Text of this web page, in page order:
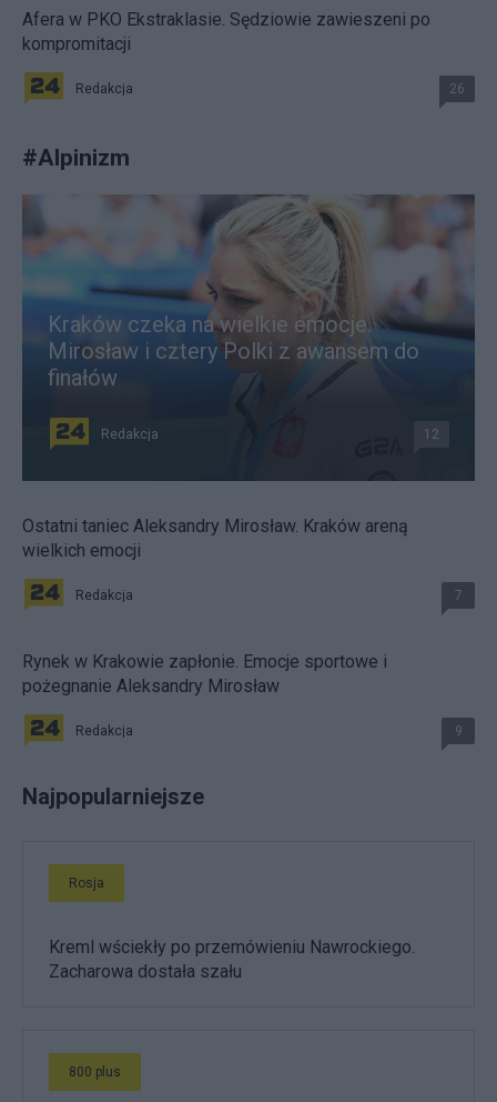
Afera w PKO Ekstraklasie. Sędziowie zawieszeni po
kompromitacji
Redakcja 26
#Alpinizm
Kraków czeka na wielkie emocje.
Mirosław i cztery Polki z awansem do
finałów
Redakcja 12
Ostatni taniec Aleksandry Mirosław. Kraków areną
wielkich emocji
Redakcja 7
Rynek w Krakowie zapłonie. Emocje sportowe i
pożegnanie Aleksandry Mirosław
Redakcja 9
Najpopularniejsze
Rosja
Kreml wściekły po przemówieniu Nawrockiego.
Zacharowa dostała szału
800 plus